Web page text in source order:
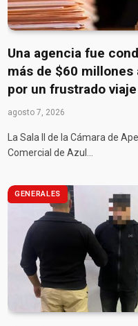
Una agencia fue
más de $60
por un frustrado
agosto 7, 2026
La Sala II de la Cámara de
Comercial de Azul…
GENERALES